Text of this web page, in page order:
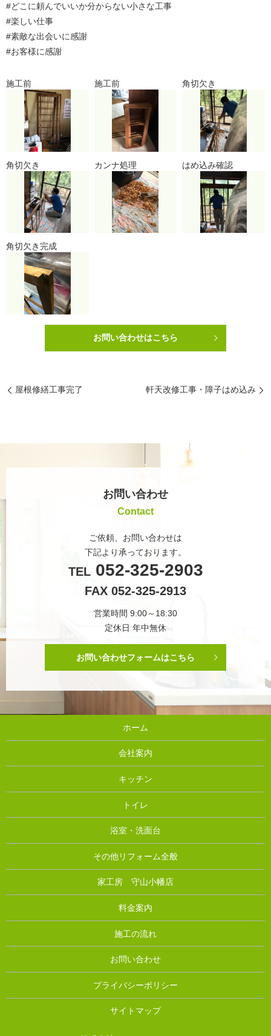
#どこに頼んでいいか分からない小さな工事
#楽しい仕事
#素敵な出会いに感謝
#お客様に感謝
施工前 施工前 角切欠き
角切欠き カンナ処理 はめ込み確認
角切欠き完成
お問い合わせはこちら
屋根修繕工事完了 軒天改修工事・障子はめ込み
お問い合わせ
Contact
ご依頼、お問い合わせは
下記より承っております。
TEL052-325-2903
FAX 052-325-2913
営業時間 9:00～18:30
定休日 年中無休
お問い合わせフォームはこちら
ホーム
会社案内
キッチン
トイレ
浴室・洗面台
その他リフォーム全般
家工房 守山小幡店
料金案内
施工の流れ
お問い合わせ
プライバシーポリシー
サイトマップ